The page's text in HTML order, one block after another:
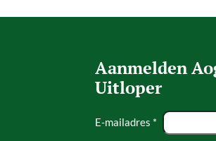
Aanmelden
Uitloper
E-mailadres *